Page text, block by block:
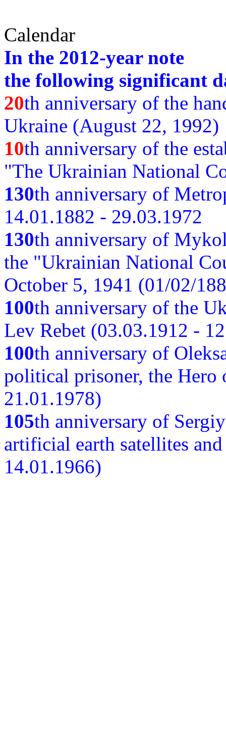
Calendar
In the 2012-year note
the following significant
20th anniversary of the
Ukraine (August 22, 1992)
10th anniversary of the
"The Ukrainian National
130th anniversary of
14.01.1882 - 29.03.1972
130th anniversary of
the "Ukrainian National
October 5, 1941 (01/02/
100th anniversary of the
Lev Rebet (03.03.1912 -
100th anniversary of
political prisoner, the
21.01.1978)
105th anniversary of
artificial earth satellites
14.01.1966)